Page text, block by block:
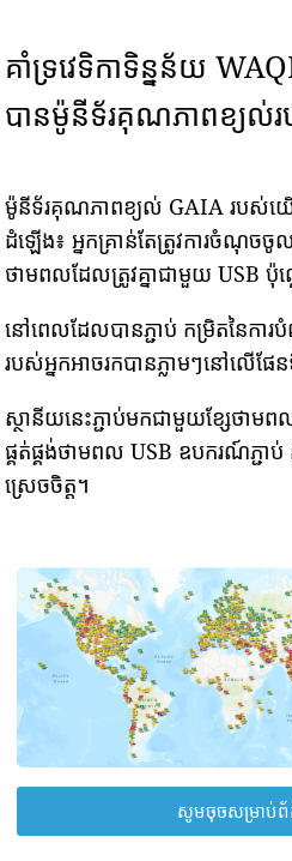
គាំទ្រវេទិកាទិន្នន័យ
បានម៉ូនីទ័រគុណភាពខ្យល់រ
ម៉ូនីទ័រគុណភាពខ្យល់ GAIA របស់យើ
ដំឡើង៖ អ្នកគ្រាន់តែត្រូវការចំណុចចូ
ថាមពលដែលត្រូវគ្នាជាមួយ USB ប៉ុ
នៅពេលដែលបានភ្ជាប់ កម្រិតនៃកា
របស់អ្នកអាចរកបានភ្លាមៗនៅលើផ
ស្ថានីយនេះភ្ជាប់មកជាមួយខ្សែថាមព
ផ្គត់ផ្គង់ថាមពល USB ឧបករណ៍ភ្ជាប់
ស្រេចចិត្ត។
សូមចុចសម្រាប់ព័